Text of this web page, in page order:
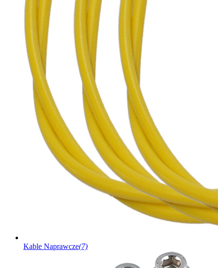
Kable Naprawcze(7)